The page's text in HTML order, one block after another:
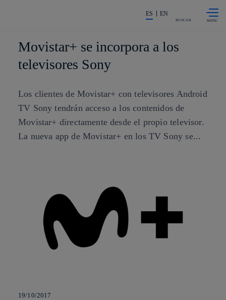
La acción en accionistas e
ES EN
BUSCAR
Movistar+ se incorpora a los
televisores Sony
Los clientes de Movistar+ con televisores Android
TV Sony tendrán acceso a los contenidos de
Movistar+ directamente desde el propio televisor.
La nueva app de Movistar+ en los TV Sony se...
19/10/2017